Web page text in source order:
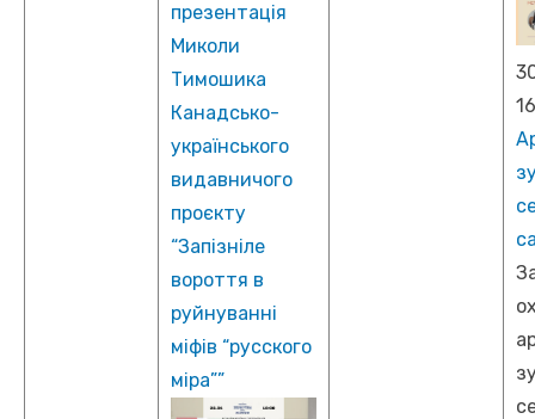
презентація
Миколи
Тимошика
Канадсько-
українського
видавничого
проєкту
“Запізніле
вороття в
руйнуванні
міфів “русского
міра””